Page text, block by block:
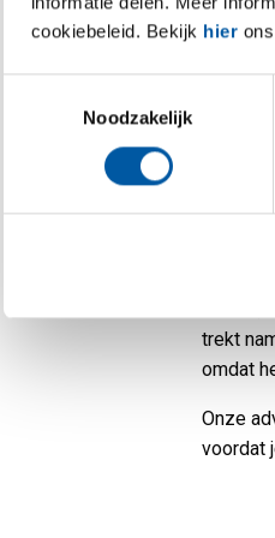
cookiebeleid. Bekijk hier
Noodzakelijk
uren.
funest.
Vergis
trekt
omdat
Onze
voordat